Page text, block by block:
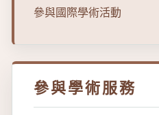
參與國際學術活動
參與學術服務